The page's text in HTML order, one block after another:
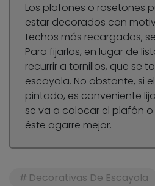
Los plafones o rosetones
estar decorados con
techos más recargados,
Para fijarlos, en lugar de
recurrir a tornillos, que se
escayola. No obstante, si
pintado, es conveniente
se va a colocar el plafón
éste agarre mejor.
Decorativas De Escayola